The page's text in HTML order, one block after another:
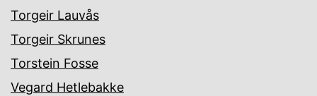
Torgeir Lauvås
Torgeir Skrunes
Torstein Fosse
Vegard Hetlebakke